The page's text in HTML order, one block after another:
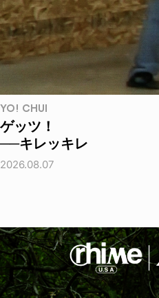
YO! CHUI
ゲッツ！
──キレッキレ
2026.08.07